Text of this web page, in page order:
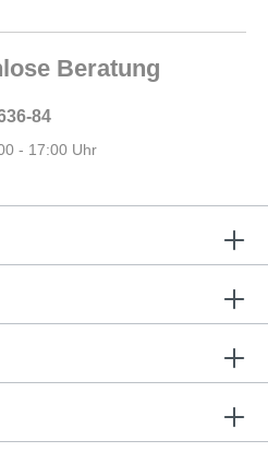
Beratung
84
- 17:00 Uhr